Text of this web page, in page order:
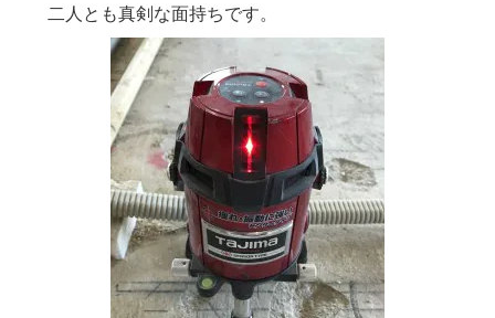
二人とも真剣な面持ちです。